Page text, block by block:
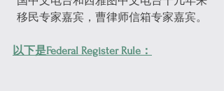
移民专家嘉宾，曹律师信箱专家嘉宾。
以下是Federal Register Rule：